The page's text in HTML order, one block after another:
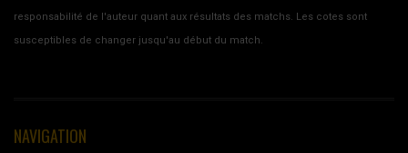
responsabilité de l'auteur quant aux résultats des matchs. Les cotes sont
susceptibles de changer jusqu'au début du match.
NAVIGATION